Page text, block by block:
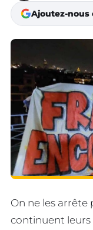
Ajoutez-nous
On ne les arrête
continuent leurs